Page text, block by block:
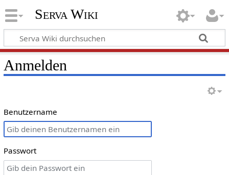
Serva Wiki
Anmelden
Benutzername
Passwort